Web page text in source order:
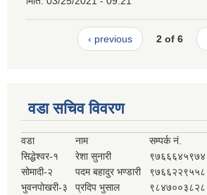
‹ previous 2 of 6
वडा सचिव विवरण
वडा नाम
सम्पर्क नं.
सिद्धेश्वर-१
रेशा सुनारी
९७६६६४५९७४
सोमादी-२
पदम बहादुर भण्डारी
९७६६२२९५५८
भुवनपोखरी-३
प्रदिप भुसाल ९८४७००३८२८